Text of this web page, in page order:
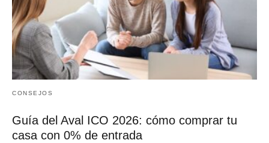
CONSEJOS
Guía del Aval ICO 2026: cómo comprar tu
casa con 0% de entrada